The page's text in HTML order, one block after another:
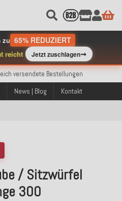
zu 65% REDUZIERT
reicht Jetzt zuschlagen➞
Deutschlands ab 99€ Bestellwert
versendete Bestellungen
PayPal & Amazon Pay
Deutschlands ab 99€ Bestellwert
versendete Bestellungen
PayPal & Amazon Pay
Deutschlands ab 99€ Bestellwert
News | Blog Kontakt
/ Sitzwürfel
300